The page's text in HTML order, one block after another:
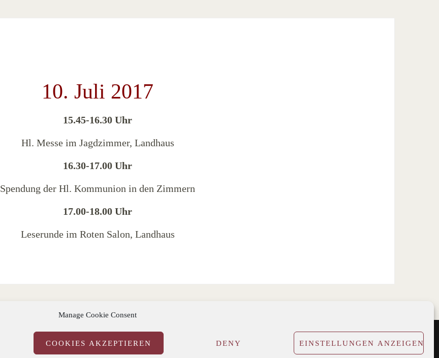
Manage Cookie Consent
COOKIES AKZEPTIEREN DENY EINSTELLUNGEN ANZEIGEN
10. Juli 2017
15.45-16.30 Uhr
Hl. Messe im Jagdzimmer, Landhaus
16.30-17.00 Uhr
Spendung der Hl. Kommunion in den Zimmern
17.00-18.00 Uhr
Leserunde im Roten Salon, Landhaus
DISCLAIMER/DATENSCHUTZ Cookie-Richtlinie (EU)